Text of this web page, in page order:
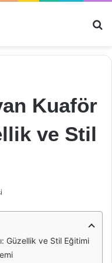
Kuaför
ve Stil
Güzellik ve Stil Eğitimi